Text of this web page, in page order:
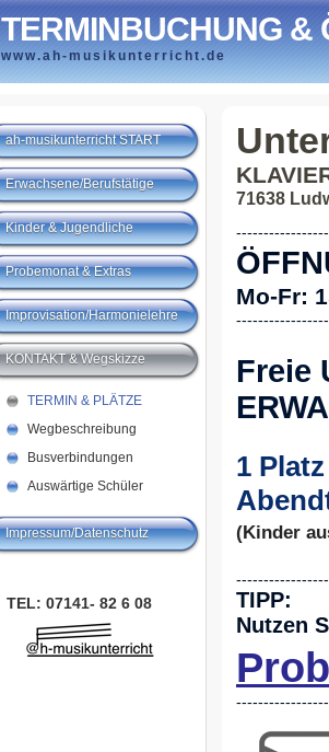
TERMINBUCHUNG &
www.ah-musikunterricht.de
71638
Mo-Fr:
Freie
1
(Kinder
TIPP:
Nutzen
ah-musikunterricht START
Erwachsene/Berufstätige
Kinder & Jugendliche
Probemonat & Extras
Improvisation/Harmonielehre
KONTAKT & Wegskizze
TERMIN & PLÄTZE
Wegbeschreibung
Busverbindungen
Auswärtige Schüler
Impressum/Datenschutz
TEL: 07141- 82 6 08